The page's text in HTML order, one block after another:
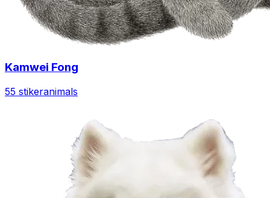
Kamwei Fong
55 stikeranimals